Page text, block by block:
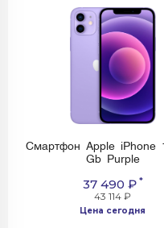
Смартфон Apple iPhone
Gb Purple
37 490 ₽*
43 114 ₽
Цена сегодня